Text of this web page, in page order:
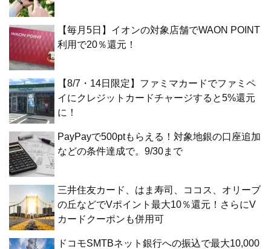
【毎月5日】イオンの対象店舗でWAON POINT
利用で20％還元！
【8/7・14日限定】ファミマカードでファミペ
イにクレジットカードチャージすると5%還元
に！
PayPayで500ptもらえる！対象地銀の口座追加
などの条件達成で。9/30まで
三井住友カード、はま寿司、ココス、オリーブ
の丘などでVポイント最大10％還元！さらにV
カードクーポンも併用可
ドコモSMTBネット銀行への振込で最大10,000